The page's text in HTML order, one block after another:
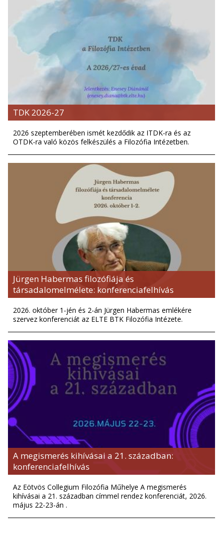
TDK 2026-27
2026 szeptemberében ismét kezdődik az ITDK-ra és az
OTDK-ra való közös felkészülés a Filozófia Intézetben.
Jürgen Habermas filozófiája és
társadalomelmélete: konferenciafelhívás
2026. október 1-jén és 2-án Jürgen Habermas emlékére
szervez konferenciát az ELTE BTK Filozófia Intézete.
A megismerés kihívásai a 21. században:
konferenciafelhívás
Az Eötvös Collegium Filozófia Műhelye A megismerés
kihívásai a 21. században címmel rendez konferenciát, 2026.
május 22-23-án .